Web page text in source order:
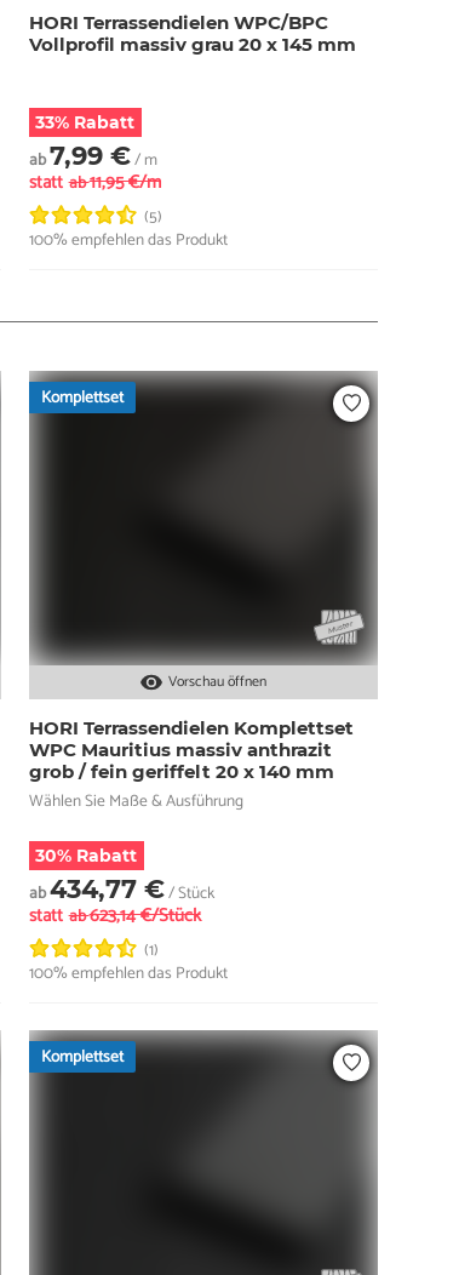
HORI Terrassendielen WPC/BPC
Vollprofil massiv grau 20 x 145 mm
33% Rabatt
ab7,99 €/ m
statt ab11,95 €/m
(5)
100% empfehlen das Produkt
Komplettset
Vorschau öffnen
HORI Terrassendielen Komplettset
WPC Mauritius massiv anthrazit
grob / fein geriffelt 20 x 140 mm
Wählen Sie Maße & Ausführung
30% Rabatt
ab434,77 €/ Stück
statt ab623,14 €/Stück
(1)
100% empfehlen das Produkt
Komplettset